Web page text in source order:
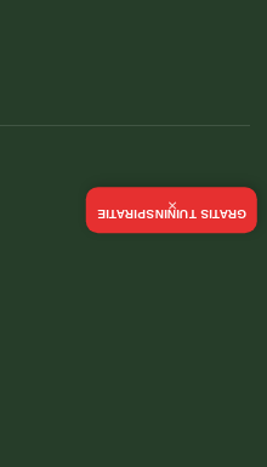
GRATIS TUININSPIRATIE
×